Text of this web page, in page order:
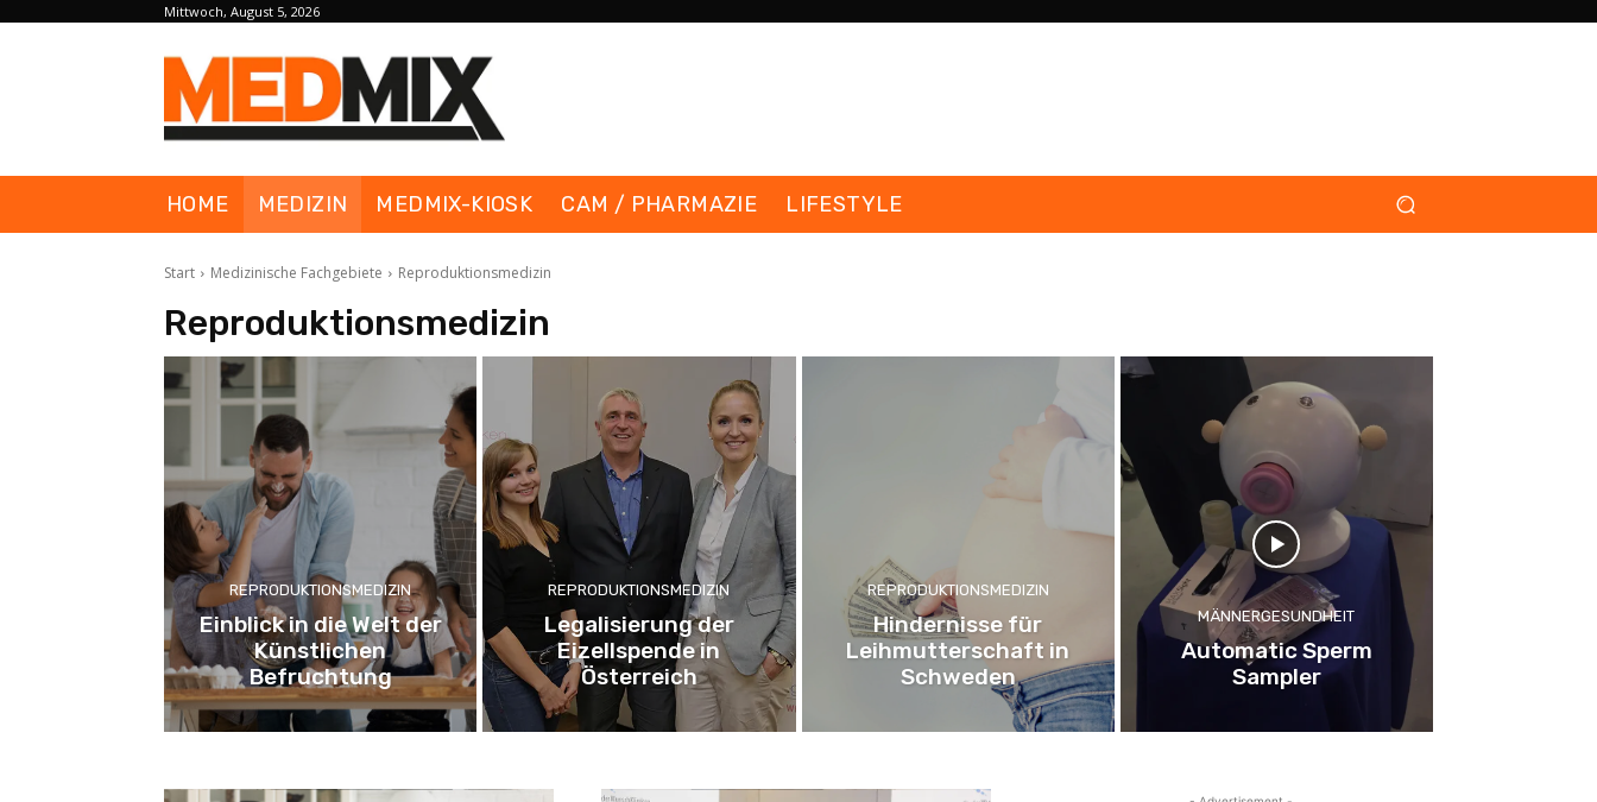
Mittwoch, August 5, 2026
HOME MEDIZIN MEDMIX-KIOSK CAM / PHARMAZIE LIFESTYLE
Start Medizinische Fachgebiete Reproduktionsmedizin
Reproduktionsmedizin
REPRODUKTIONSMEDIZIN
Einblick in die Welt der
Künstlichen
Befruchtung
REPRODUKTIONSMEDIZIN
Legalisierung der
Eizellspende in
Österreich
REPRODUKTIONSMEDIZIN
Hindernisse für
Leihmutterschaft in
Schweden
MÄNNERGESUNDHEIT
Automatic Sperm
Sampler